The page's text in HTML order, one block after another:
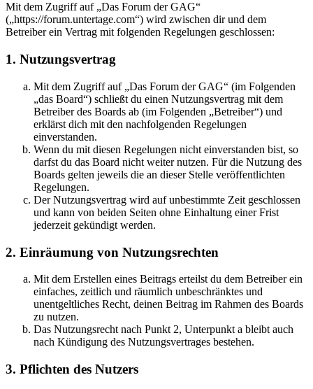
Mit dem Zugriff auf „Das Forum der GAG“
(„https://forum.untertage.com“) wird zwischen dir und dem
Betreiber ein Vertrag mit folgenden Regelungen geschlossen:
1. Nutzungsvertrag
Mit dem Zugriff auf „Das Forum der GAG“ (im Folgenden
„das Board“) schließt du einen Nutzungsvertrag mit dem
Betreiber des Boards ab (im Folgenden „Betreiber“) und
erklärst dich mit den nachfolgenden Regelungen
einverstanden.
Wenn du mit diesen Regelungen nicht einverstanden bist, so
darfst du das Board nicht weiter nutzen. Für die Nutzung des
Boards gelten jeweils die an dieser Stelle veröffentlichten
Regelungen.
Der Nutzungsvertrag wird auf unbestimmte Zeit geschlossen
und kann von beiden Seiten ohne Einhaltung einer Frist
jederzeit gekündigt werden.
2. Einräumung von Nutzungsrechten
Mit dem Erstellen eines Beitrags erteilst du dem Betreiber ein
einfaches, zeitlich und räumlich unbeschränktes und
unentgeltliches Recht, deinen Beitrag im Rahmen des Boards
zu nutzen.
Das Nutzungsrecht nach Punkt 2, Unterpunkt a bleibt auch
nach Kündigung des Nutzungsvertrages bestehen.
3. Pflichten des Nutzers